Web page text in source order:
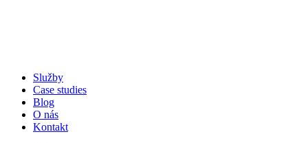
Služby
Case studies
Blog
O nás
Kontakt